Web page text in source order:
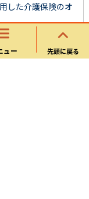
ュー 先頭に戻る
した介護保険のオ
アンケート 調査